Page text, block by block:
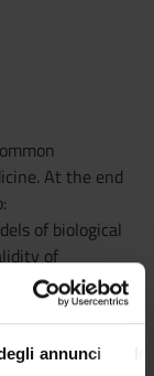
annunci
At the end
of biological
of
and/or
with